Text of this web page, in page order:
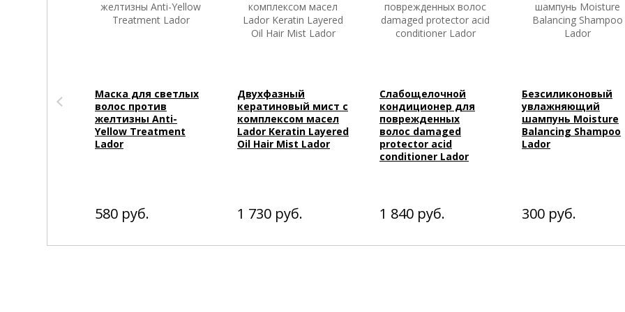
Маска для светлых
волос против
желтизны Anti-
Yellow Treatment
Lador
580 руб.
Двухфазный
кератиновый мист с
комплексом масел
Lador Keratin Layered
Oil Hair Mist Lador
1 730 руб.
Слабощелочной
кондиционер для
поврежденных
волос damaged
protector acid
conditioner Lador
1 840 руб.
Безсиликоновый
увлажняющий
шампунь Moisture
Balancing Shampoo
Lador
300 руб.